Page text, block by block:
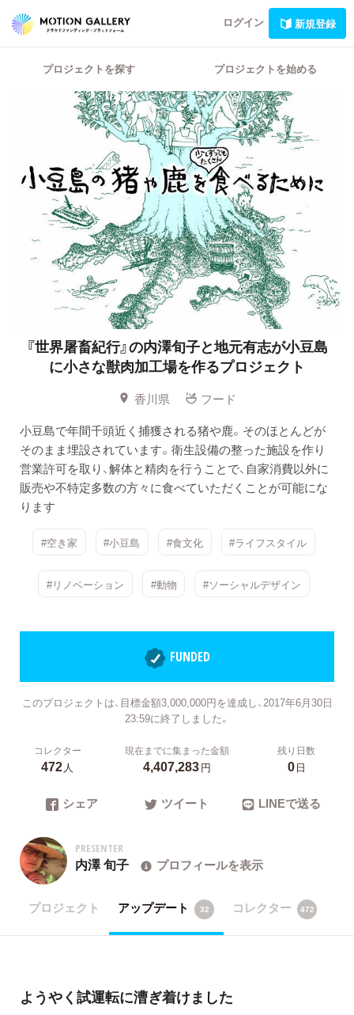
ログイン 新規登録
プロジェクトを探す プロジェクトを始める
『世界屠畜紀行』の内澤旬子と地元有志が小豆島
に小さな獣肉加工場を作るプロジェクト
香川県
フード
小豆島で年間千頭近く捕獲される猪や鹿。そのほとんどが
そのまま埋設されています。衛生設備の整った施設を作り
営業許可を取り、解体と精肉を行うことで、自家消費以外に
販売や不特定多数の方々に食べていただくことが可能にな
ります
#空き家 #小豆島 #食文化 #ライフスタイル
#リノベーション #動物 #ソーシャルデザイン
FUNDED
このプロジェクトは、目標金額3,000,000円を達成し、2017年6月30日
23:59に終了しました。
コレクター
472人
現在までに集まった金額
4,407,283円
残り日数
0日
シェア ツイート LINEで送る
PRESENTER
内澤 旬子 プロフィールを表示
プロジェクト アップデート 32 コレクター 472
ようやく試運転に漕ぎ着けました